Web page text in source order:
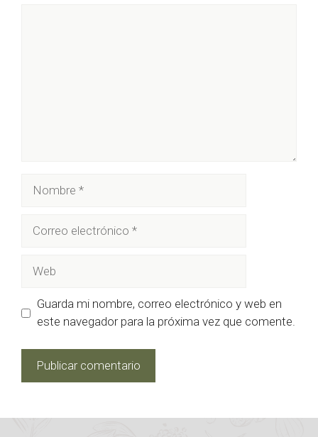
Guarda mi nombre, correo electrónico y web en
este navegador para la próxima vez que comente.